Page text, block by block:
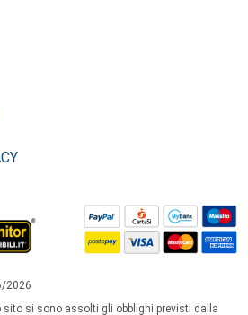
2026
sito si sono assolti gli obblighi previsti dalla